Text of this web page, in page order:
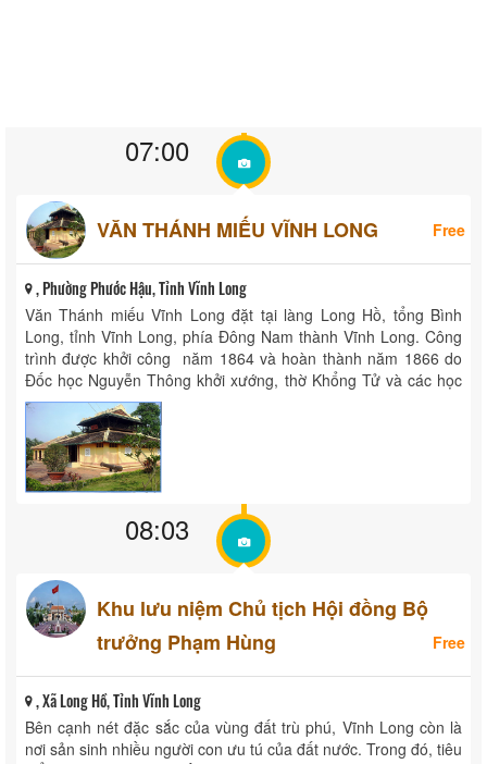
07:00
VĂN THÁNH MIẾU VĨNH LONG Free
, Phường Phước Hậu, Tỉnh Vĩnh Long
Văn Thánh miếu Vĩnh Long đặt tại làng Long Hồ, tổng Bình
Long, tỉnh Vĩnh Long, phía Đông Nam thành Vĩnh Long. Công
trình được khởi công năm 1864 và hoàn thành năm 1866 do
Đốc học Nguyễn Thông khởi xướng, thờ Khổng Tử và các học
trò của Ngài. ...
08:03
Khu lưu niệm Chủ tịch Hội đồng Bộ
trưởng Phạm Hùng
Free
, Xã Long Hồ, Tỉnh Vĩnh Long
Bên cạnh nét đặc sắc của vùng đất trù phú, Vĩnh Long còn là
nơi sản sinh nhiều người con ưu tú của đất nước. Trong đó, tiêu